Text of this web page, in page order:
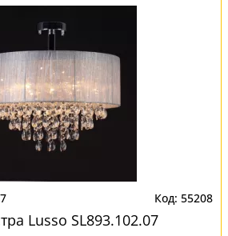
55208
Lusso SL893.102.07